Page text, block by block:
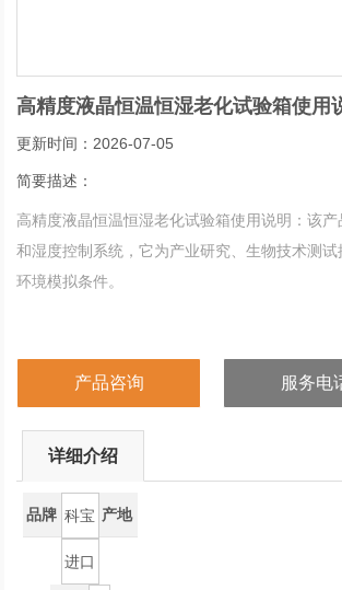
高精度液晶恒温恒湿老化试验箱使用
更新时间：2026-07-05
简要描述：
高精度液晶恒温恒湿老化试验箱使用说明：该
和湿度控制系统，它为产业研究、生物技术测
环境模拟条件。
产品咨询 服务电
详细介绍
品牌 科宝 产地
进口